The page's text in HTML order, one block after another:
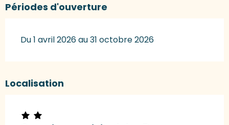
Périodes d'ouverture
Du 1 avril 2026 au 31 octobre 2026
Localisation